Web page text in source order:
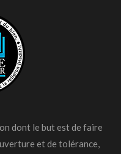
dont le but est de faire
et de tolérance,